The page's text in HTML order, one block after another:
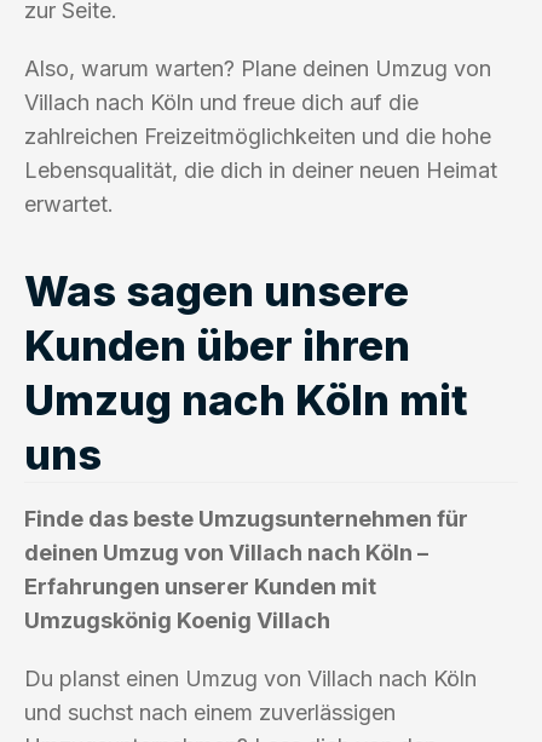
zur Seite.
Also, warum warten? Plane deinen Umzug von
Villach nach Köln und freue dich auf die
zahlreichen Freizeitmöglichkeiten und die hohe
Lebensqualität, die dich in deiner neuen Heimat
erwartet.
Was sagen unsere
Kunden über ihren
Umzug nach Köln mit
uns
Finde das beste Umzugsunternehmen für
deinen Umzug von Villach nach Köln –
Erfahrungen unserer Kunden mit
Umzugskönig Koenig Villach
Du planst einen Umzug von Villach nach Köln
und suchst nach einem zuverlässigen